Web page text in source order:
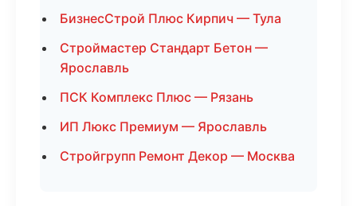
БизнесСтрой Плюс Кирпич — Тула
Строймастер Стандарт Бетон —
Ярославль
ПСК Комплекс Плюс — Рязань
ИП Люкс Премиум — Ярославль
Стройгрупп Ремонт Декор — Москва